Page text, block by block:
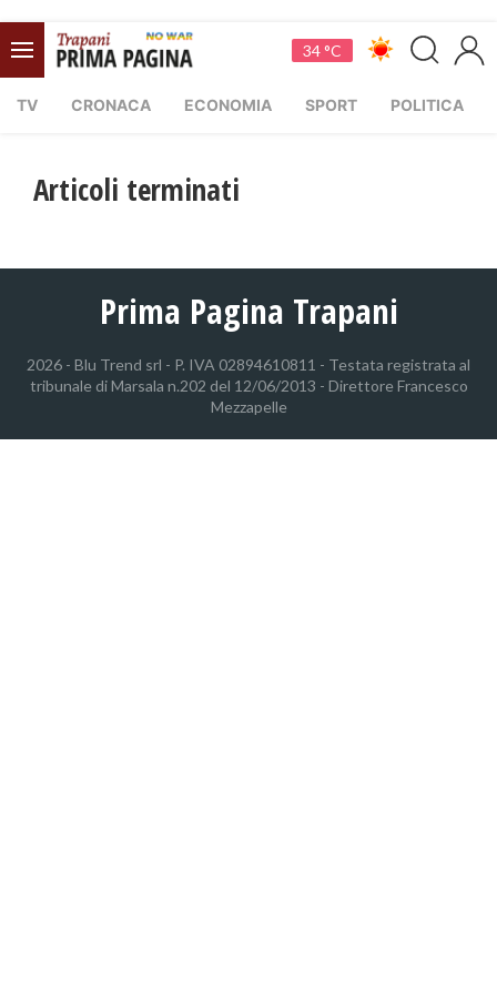
34 °C
TV CRONACA ECONOMIA SPORT POLITICA
Articoli terminati
Prima Pagina Trapani
2026 - Blu Trend srl - P. IVA 02894610811 - Testata registrata al
tribunale di Marsala n.202 del 12/06/2013 - Direttore Francesco
Mezzapelle